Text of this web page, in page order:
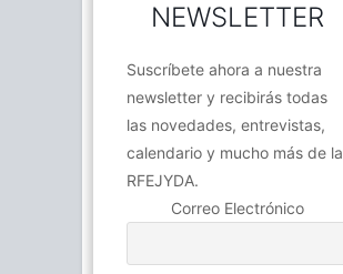
NEWSLETTER
Suscríbete ahora a nuestra
newsletter y recibirás todas
las novedades, entrevistas,
calendario y mucho más de la
RFEJYDA.
Correo Electrónico